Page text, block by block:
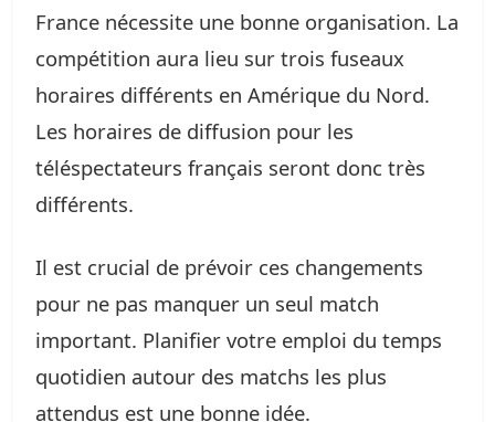
France nécessite une bonne organisation. La
compétition aura lieu sur trois fuseaux
horaires différents en Amérique du Nord.
Les horaires de diffusion pour les
téléspectateurs français seront donc très
différents.
Il est crucial de prévoir ces changements
pour ne pas manquer un seul match
important. Planifier votre emploi du temps
quotidien autour des matchs les plus
attendus est une bonne idée.